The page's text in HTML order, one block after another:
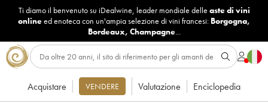
Ti diamo il benvenuto su iDealwine, leader mondiale delle aste di vini
onlineed enoteca con un'ampia selezione di vini francesi: Borgogna,
Bordeaux, Champagne...
Acquistare VENDERE Valutazione Enciclopedia